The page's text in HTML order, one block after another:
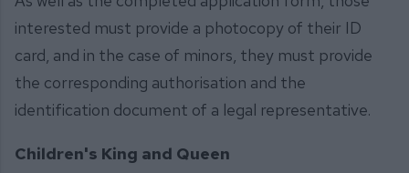
interested must provide a photocopy of their ID
card, and in the case of minors, they must provide
the corresponding authorisation and the
identification document of a legal representative.
Children's King and Queen